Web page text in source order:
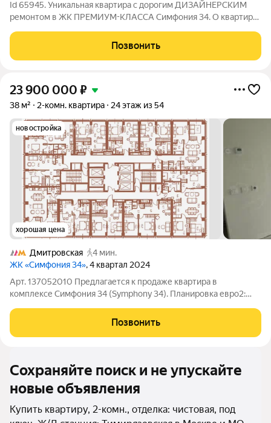
Id 65945. Уникальная квартира с дорогим ДИЗАЙНЕРСКИМ
ремонтом в ЖК ПРЕМИУМ-КЛАССА Симфония 34. О квартире:
комфорта -Уникальные цвета создают визуальный комфорт
-Полностью укомплектована мебелью и
Позвонить
23 900 000 ₽
38 м² 2-комн. квартира 24 этаж из 54
новостройка
хорошая цена
Дмитровская
4 мин.
ЖК «Симфония 34», 4 квартал 2024
Арт. 137052010 Предлагается к продаже квартира в
комплексе Симфония 34 (Symphony 34). Планировка евро2:
с теплым алюминиевым профилем. Есть форточка. В квартиру
заведено оборудование под
Позвонить
Сохраняйте поиск и не упускайте
новые объявления
Купить квартиру, 2-комн., отделка: чистовая, под